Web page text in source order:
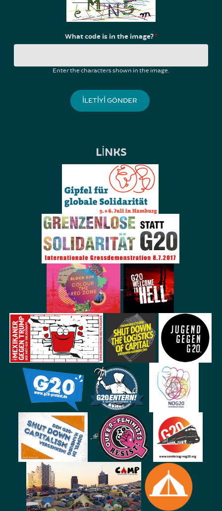
What code is in the image?*
Enter the characters shown in the image.
LINKS